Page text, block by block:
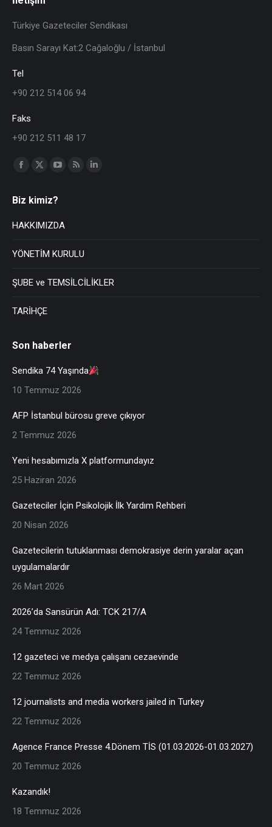
Türkiye Gazeteciler Sendikası
Basın Sarayı Kat:2 Cağaloğlu / İstanbul
Tel
+90 212 514 06 94
Faks
+90 212 511 48 17
Find us on:
Biz kimiz?
HAKKIMIZDA
YÖNETİM KURULU
ŞUBE ve TEMSİLCİLİKLER
TARİHÇE
Son haberler
Sendika 74 Yaşında
10 Temmuz 2026
AFP İstanbul bürosu greve çıkıyor
2 Temmuz 2026
Yeni hesabımızla X platformundayız
25 Haziran 2026
Gazeteciler İçin Psikolojik İlk Yardım Rehberi
20 Nisan 2026
Gazetecilerin tutuklanması demokrasiye derin yaralar açan
uygulamalardır
26 Mart 2026
2026’da Sansürün Adı: TCK 217/A
24 Temmuz 2026
12 gazeteci ve medya çalışanı cezaevinde
22 Temmuz 2026
12 journalists and media workers jailed in Turkey
22 Temmuz 2026
Agence France Presse 4.Dönem TİS (01.03.2026-01.03.2027)
20 Temmuz 2026
Kazandık!
18 Temmuz 2026